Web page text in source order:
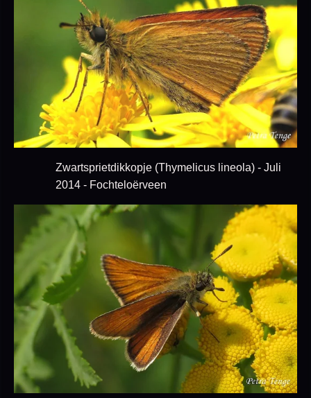
Zwartsprietdikkopje (Thymelicus lineola) - Juli
2014 - Fochteloërveen